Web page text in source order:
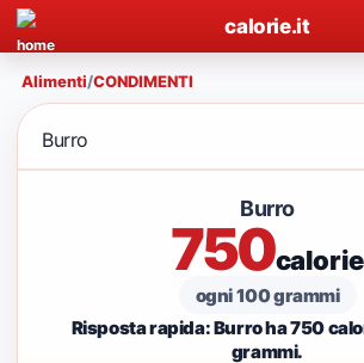
calorie.it
Alimenti/CONDIMENTI
Burro
Burro
750calorie
ogni 100 grammi
Risposta rapida: Burro ha 750
grammi.